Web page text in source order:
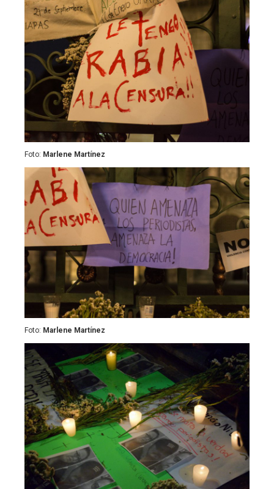
Foto: Marlene Martínez
Foto: Marlene Martínez